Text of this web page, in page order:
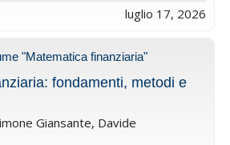
luglio 17, 2026
fondamenti, metodi e
Giansante, Davide